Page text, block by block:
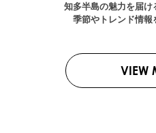
知多半島の魅力を届け
季節やトレンド情報
VIEW